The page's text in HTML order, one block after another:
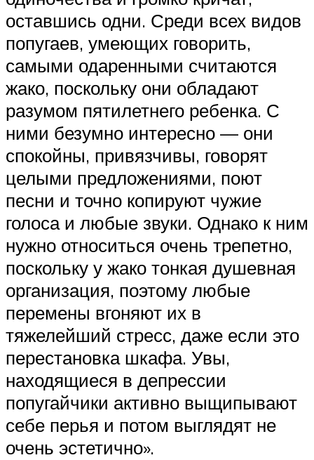
оставшись одни. Среди всех видов
попугаев, умеющих говорить,
самыми одаренными считаются
жако, поскольку они обладают
разумом пятилетнего ребенка. С
ними безумно интересно — они
спокойны, привязчивы, говорят
целыми предложениями, поют
песни и точно копируют чужие
голоса и любые звуки. Однако к ним
нужно относиться очень трепетно,
поскольку у жако тонкая душевная
организация, поэтому любые
перемены вгоняют их в
тяжелейший стресс, даже если это
перестановка шкафа. Увы,
находящиеся в депрессии
попугайчики активно выщипывают
себе перья и потом выглядят не
очень эстетично».